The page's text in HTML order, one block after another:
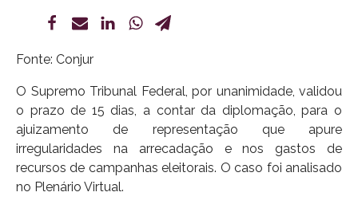
Fonte: Conjur
O Supremo Tribunal Federal, por unanimidade, validou
o prazo de 15 dias, a contar da diplomação, para o
ajuizamento de representação que apure
irregularidades na arrecadação e nos gastos de
recursos de campanhas eleitorais. O caso foi analisado
no Plenário Virtual.